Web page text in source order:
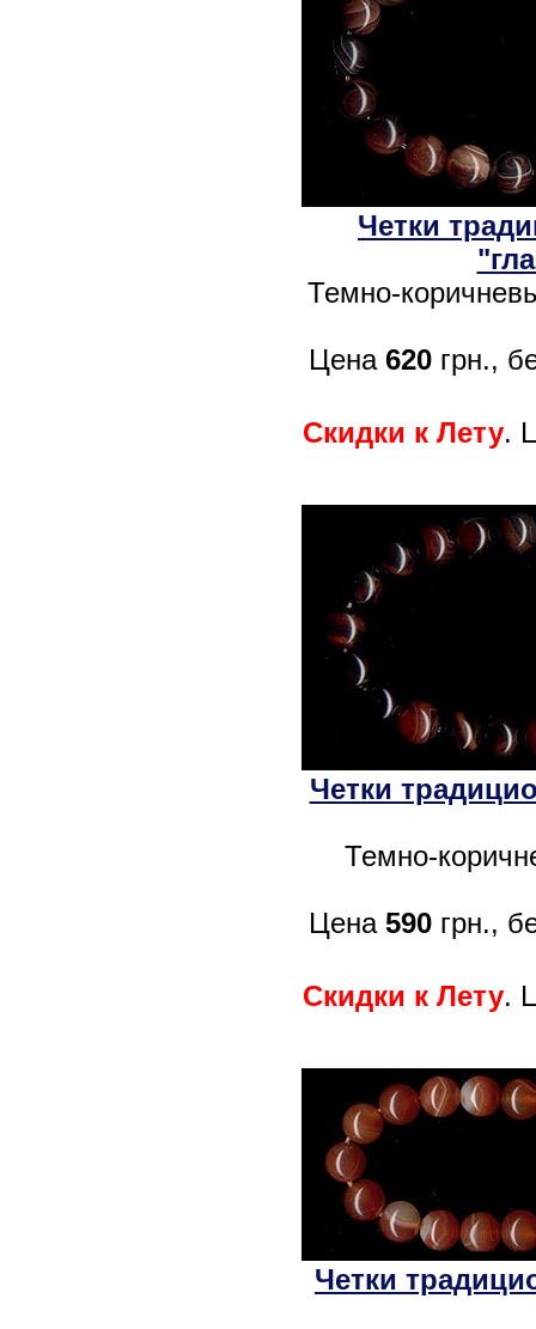
Четки
Темно-
Цена 620грн.,
Скидки к Лету.
Четки
Темно-
Цена 590грн.,
Скидки к Лету.
Четки